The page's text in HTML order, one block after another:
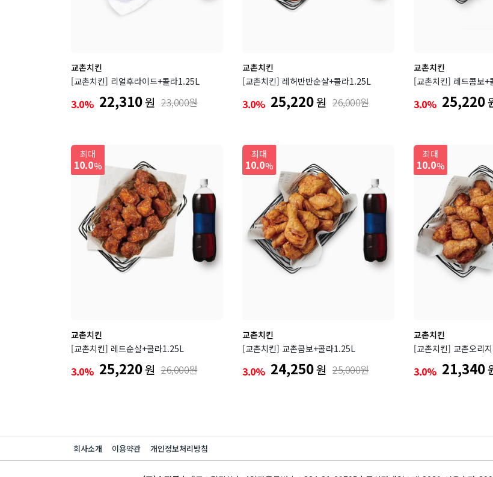
교촌치킨
[교촌치킨] 리얼후라이드+콜라1.25L
3.0% 22,310원 23,000원
교촌치킨
[교촌치킨] 레허반반순살+콜라1.25L
3.0% 25,220원 26,000원
교촌치킨
[교촌치킨] 레드콤보+
3.0% 25,220
최대
10.0%
교촌치킨
[교촌치킨] 레드순살+콜라1.25L
3.0% 25,220원 26,000원
최대
10.0%
교촌치킨
[교촌치킨] 교촌콤보+콜라1.25L
3.0% 24,250원 25,000원
최대
10.0%
교촌치킨
[교촌치킨] 교촌오리
3.0% 21,340
회사소개 이용약관 개인정보처리방침